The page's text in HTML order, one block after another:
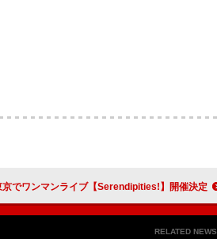
子、秋に東京でワンマンライブ【Serendipities!】開催決定
RELATED NEWS